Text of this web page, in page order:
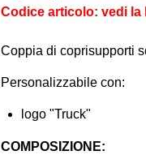
Codice articolo: vedi la
Coppia di coprisupporti
Personalizzabile con:​
logo "Truck"
COMPOSIZIONE: